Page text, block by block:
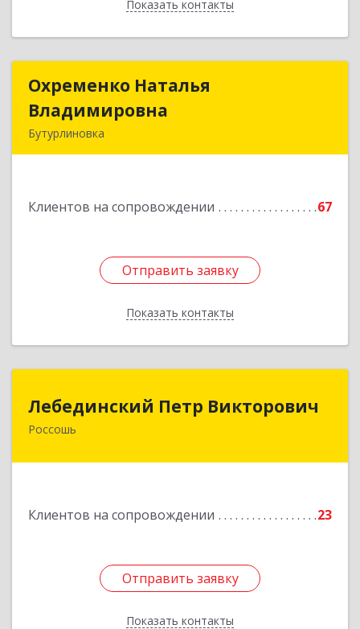
Показать контакты
Назад
Охременко Наталья
Владимировна
Бутурлиновка
Клиентов на сопровождении 67
Отправить заявку
Показать контакты
Охременко Наталья
Отправить заявку
Назад
Лебединский Петр Викторович
Россошь
Клиентов на сопровождении 23
Отправить заявку
Показать контакты
Лебединский Петр Викторович
396650, Воронежская обл., г. Россошь, пер.
Отправить заявку
Назад